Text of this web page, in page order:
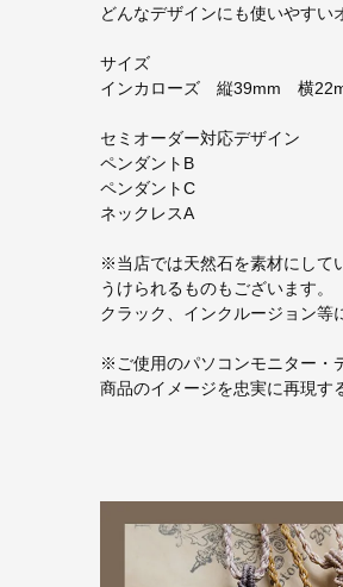
どんなデザインにも使いやすい
サイズ
インカローズ 縦39mm 横
セミオーダー対応デザイン
ペンダントB
ペンダントC
ネックレスA
※当店では天然石を素材にして
うけられるものもございます。
クラック、インクルージョン等
※ご使用のパソコンモニター・
商品のイメージを忠実に再現す